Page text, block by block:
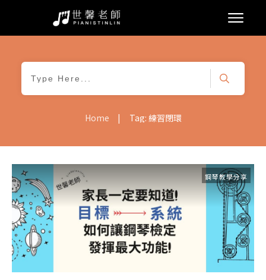
Home | Tag: 練習閉環
鋼琴教學分享